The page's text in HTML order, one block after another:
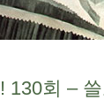
130회 –